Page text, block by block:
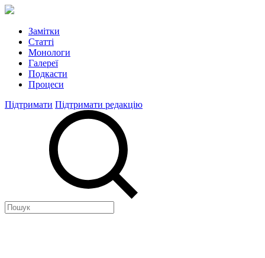
Замітки
Статті
Монологи
Галереї
Подкасти
Процеси
Підтримати Підтримати редакцію